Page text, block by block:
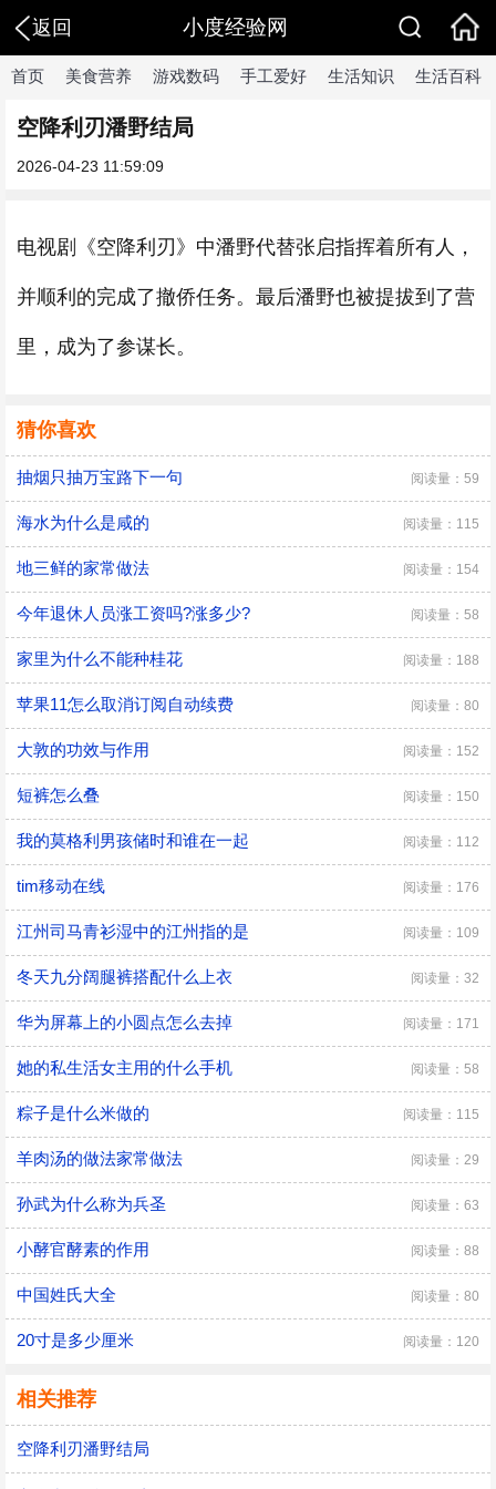
返回 小度经验网
首页 美食营养 游戏数码 手工爱好 生活知识 生活百科
空降利刃潘野结局
2026-04-23 11:59:09
电视剧《空降利刃》中潘野代替张启指挥着所有人，
并顺利的完成了撤侨任务。最后潘野也被提拔到了营
里，成为了参谋长。
猜你喜欢
抽烟只抽万宝路下一句 阅读量：59
海水为什么是咸的 阅读量：115
地三鲜的家常做法 阅读量：154
今年退休人员涨工资吗?涨多少? 阅读量：58
家里为什么不能种桂花 阅读量：188
苹果11怎么取消订阅自动续费 阅读量：80
大敦的功效与作用 阅读量：152
短裤怎么叠 阅读量：150
我的莫格利男孩储时和谁在一起 阅读量：112
tim移动在线 阅读量：176
江州司马青衫湿中的江州指的是 阅读量：109
冬天九分阔腿裤搭配什么上衣 阅读量：32
华为屏幕上的小圆点怎么去掉 阅读量：171
她的私生活女主用的什么手机 阅读量：58
粽子是什么米做的 阅读量：115
羊肉汤的做法家常做法 阅读量：29
孙武为什么称为兵圣 阅读量：63
小酵官酵素的作用 阅读量：88
中国姓氏大全 阅读量：80
20寸是多少厘米 阅读量：120
相关推荐
空降利刃潘野结局